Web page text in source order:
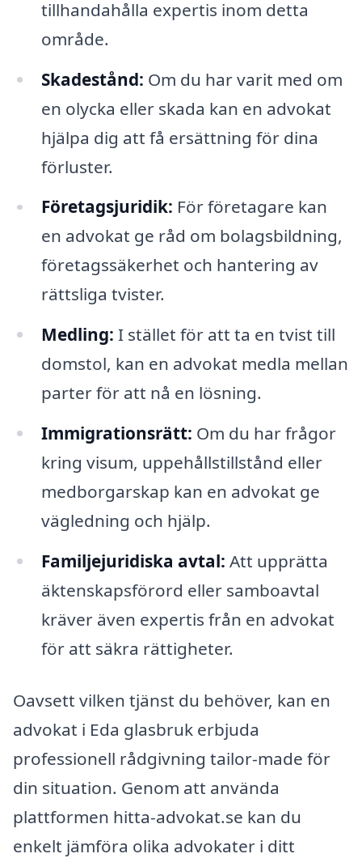
tillhandahålla expertis inom detta
område.
Skadestånd: Om du har varit med om
en olycka eller skada kan en advokat
hjälpa dig att få ersättning för dina
förluster.
Företagsjuridik: För företagare kan
en advokat ge råd om bolagsbildning,
företagssäkerhet och hantering av
rättsliga tvister.
Medling: I stället för att ta en tvist till
domstol, kan en advokat medla mellan
parter för att nå en lösning.
Immigrationsrätt: Om du har frågor
kring visum, uppehållstillstånd eller
medborgarskap kan en advokat ge
vägledning och hjälp.
Familjejuridiska avtal: Att upprätta
äktenskapsförord eller samboavtal
kräver även expertis från en advokat
för att säkra rättigheter.
Oavsett vilken tjänst du behöver, kan en
advokat i Eda glasbruk erbjuda
professionell rådgivning tailor-made för
din situation. Genom att använda
plattformen hitta-advokat.se kan du
enkelt jämföra olika advokater i ditt